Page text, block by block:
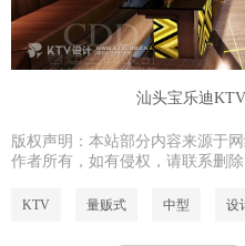
汕头宝乐迪
版权声明：本站部分内容来源于
作者所有，如有侵权，请联系删除
KTV 量贩式 中型 设